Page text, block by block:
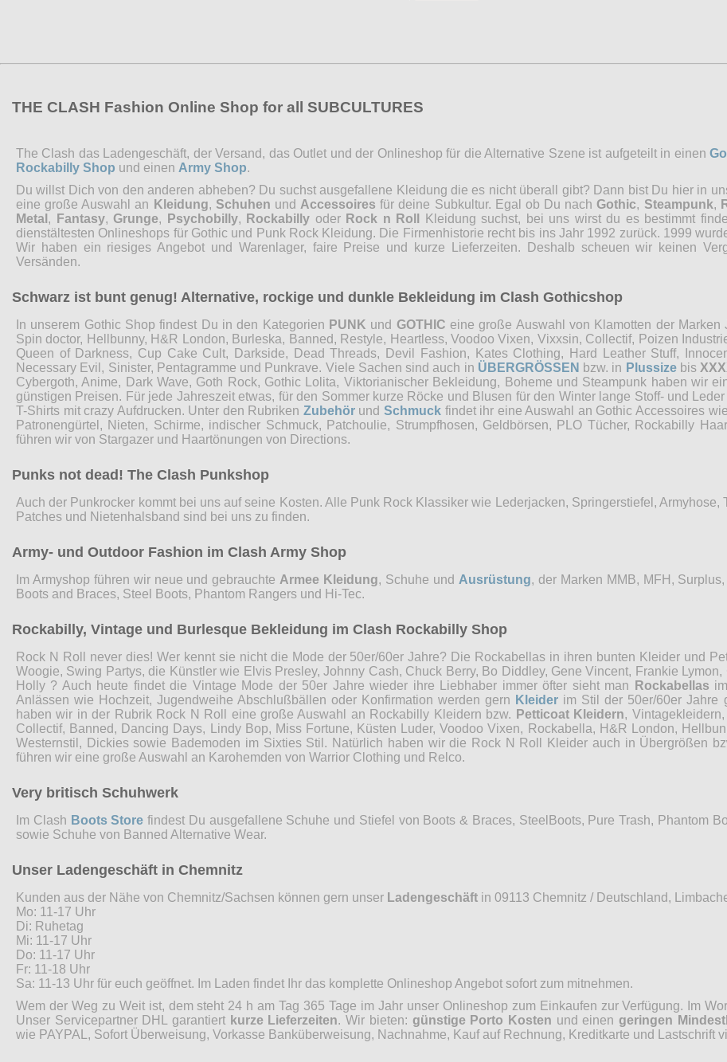
THE CLASH Fashion Online Shop for all SUBCULTURES
The Clash das Ladengeschäft, der Versand, das Outlet und der Onlineshop für die Alternative Szene ist aufgeteilt in einen
Rockabilly Shop und einen Army Shop.
Du willst Dich von den anderen abheben? Du suchst ausgefallene Kleidung die es nicht überall gibt? Dann bist Du hier in
eine große Auswahl an Kleidung, Schuhen und Accessoires für deine Subkultur. Egal ob Du nach Gothic, Steampunk,
Metal , Fantasy, Grunge, Psychobilly, Rockabilly oder Rock n Roll
Kleidung suchst, bei uns wirst du es bestimmt
dienstältesten Onlineshops für Gothic und Punk Rock Kleidung. Die Firmenhistorie recht bis ins Jahr 1992 zurück. 1999
Wir haben ein riesiges Angebot und Warenlager, faire Preise und kurze Lieferzeiten. Deshalb scheuen wir keinen
Versänden.
Schwarz ist bunt genug! Alternative, rockige und dunkle Bekleidung im Clash Gothicshop
In unserem Gothic Shop findest Du in den Kategorien PUNK und GOTHIC eine große Auswahl von Klamotten der
Spin doctor, Hellbunny, H&R London, Burleska, Banned, Restyle, Heartless, Voodoo Vixen, Vixxsin, Collectif, Poizen
Queen of Darkness, Cup Cake Cult, Darkside, Dead Threads, Devil Fashion, Kates Clothing, Hard Leather Stuff,
Necessary Evil, Sinister, Pentagramme und Punkrave. Viele Sachen sind auch in ÜBERGRÖSSEN bzw. in Plussizebis
Cybergoth, Anime, Dark Wave, Goth Rock, Gothic Lolita, Viktorianischer Bekleidung, Boheme und Steampunk haben wir
günstigen Preisen. Für jede Jahreszeit etwas, für den Sommer kurze Röcke und Blusen für den Winter lange Stoff- und
T-Shirts mit crazy Aufdrucken. Unter den Rubriken ZubehörundSchmuck findet ihr eine Auswahl an Gothic Accessoires
Patronengürtel, Nieten, Schirme, indischer Schmuck, Patchoulie, Strumpfhosen, Geldbörsen, PLO Tücher, Rockabilly
führen wir von Stargazer und Haartönungen von Directions.
Punks not dead! The Clash Punkshop
Auch der Punkrocker kommt bei uns auf seine Kosten. Alle Punk Rock Klassiker wie Lederjacken, Springerstiefel, Armyhose,
Patches und Nietenhalsband sind bei uns zu finden.
Army- und Outdoor Fashion im Clash Army Shop
Im Armyshop führen wir neue und gebrauchte Armee Kleidung, Schuhe und Ausrüstung, der Marken MMB, MFH,
Boots and Braces, Steel Boots, Phantom Rangers und Hi-Tec.
Rockabilly, Vintage und Burlesque Bekleidung im Clash Rockabilly Shop
Rock N Roll never dies! Wer kennt sie nicht die Mode der 50er/60er Jahre? Die Rockabellas in ihren bunten Kleider und
Woogie, Swing Partys, die Künstler wie Elvis Presley, Johnny Cash, Chuck Berry, Bo Diddley, Gene Vincent, Frankie
Holly ? Auch heute findet die Vintage Mode der 50er Jahre wieder ihre Liebhaber immer öfter sieht man
Rockabellas
Anlässen wie Hochzeit, Jugendweihe Abschlußbällen oder Konfirmation werden gern Kleider im Stil der 50er/60er Jahre
haben wir in der Rubrik Rock N Roll eine große Auswahl an Rockabilly Kleidern bzw. Petticoat Kleidern, Vintagekleidern,
Collectif, Banned, Dancing Days, Lindy Bop, Miss Fortune, Küsten Luder, Voodoo Vixen, Rockabella, H&R London,
Westernstil, Dickies sowie Bademoden im Sixties Stil. Natürlich haben wir die Rock N Roll Kleider auch in Übergrößen
führen wir eine große Auswahl an Karohemden von Warrior Clothing und Relco.
Very britisch Schuhwerk
Im Clash Boots Store findest Du ausgefallene Schuhe und Stiefel von Boots & Braces, SteelBoots, Pure Trash, Phantom
sowie Schuhe von Banned Alternative Wear.
Unser Ladengeschäft in Chemnitz
Kunden aus der Nähe von Chemnitz/Sachsen können gern unser Ladengeschäft in 09113 Chemnitz / Deutschland,
Mo: 11-17 Uhr
Di: Ruhetag
Mi: 11-17 Uhr
Do: 11-17 Uhr
Fr: 11-18 Uhr
Sa: 11-13 Uhr für euch geöffnet. Im Laden findet Ihr das komplette Onlineshop Angebot sofort zum mitnehmen.
Wem der Weg zu Weit ist, dem steht 24 h am Tag 365 Tage im Jahr unser Onlineshop zum Einkaufen zur Verfügung. Im
Unser Servicepartner DHL garantiert kurze Lieferzeiten. Wir bieten: günstige Porto Kosten und einengeringen
wie PAYPAL, Sofort Überweisung, Vorkasse Banküberweisung, Nachnahme, Kauf auf Rechnung, Kreditkarte und Lastschrift